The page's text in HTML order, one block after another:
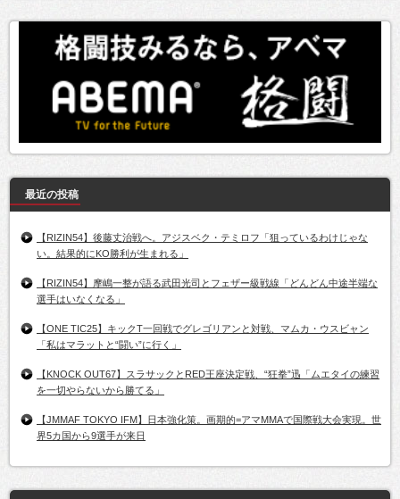
最近の投稿
【RIZIN54】後藤丈治戦へ。アジスベク・テミロフ「狙っているわけじゃな
い。結果的にKO勝利が生まれる」
【RIZIN54】摩嶋一整が語る武田光司とフェザー級戦線「どんどん中途半端な
選手はいなくなる」
【ONE TIC25】キックT一回戦でグレゴリアンと対戦、マムカ・ウスビャン
「私はマラットと“闘い”に行く」
【KNOCK OUT67】スラサックとRED王座決定戦、“狂拳”迅「ムエタイの練習
を一切やらないから勝てる」
【JMMAF TOKYO IFM】日本強化策。画期的=アマMMAで国際戦大会実現。世
界5カ国から9選手が来日